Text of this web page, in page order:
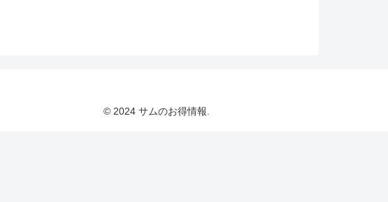
© 2024 サムのお得情報.